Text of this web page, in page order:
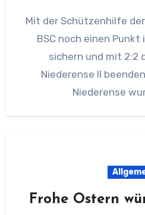
Mit der Schützenhilfe der Gäste kann sich der
BSC noch einen
sichern und mit 2:2
Niederense II
Niederense
Frohe Ostern